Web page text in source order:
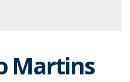
Martins